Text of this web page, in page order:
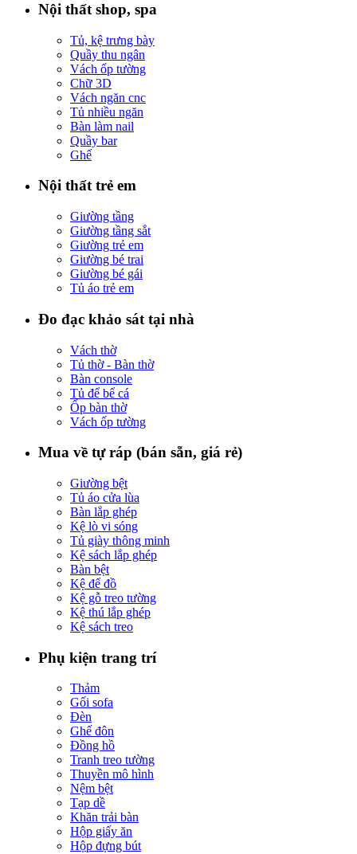
Nội thất shop, spa
Tủ, kệ trưng bày
Quầy thu ngân
Vách ốp tường
Chữ 3D
Vách ngăn cnc
Tủ nhiều ngăn
Bàn làm nail
Quầy bar
Ghế
Nội thất trẻ em
Giường tầng
Giường tầng sắt
Giường trẻ em
Giường bé trai
Giường bé gái
Tủ áo trẻ em
Đo đạc khảo sát tại nhà
Vách thờ
Tủ thờ - Bàn thờ
Bàn console
Tủ để bể cá
Ốp bàn thờ
Vách ốp tường
Mua về tự ráp (bán sẵn, giá rẻ)
Giường bệt
Tủ áo cửa lùa
Bàn lắp ghép
Kệ lò vi sóng
Tủ giày thông minh
Kệ sách lắp ghép
Bàn bệt
Kệ để đồ
Kệ gỗ treo tường
Kệ thú lắp ghép
Kệ sách treo
Phụ kiện trang trí
Thảm
Gối sofa
Đèn
Ghế đôn
Đồng hồ
Tranh treo tường
Thuyền mô hình
Nệm bệt
Tạp dề
Khăn trải bàn
Hộp giấy ăn
Hộp đựng bút